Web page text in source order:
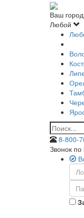
Ваш
Любой
8-800-
Звонок